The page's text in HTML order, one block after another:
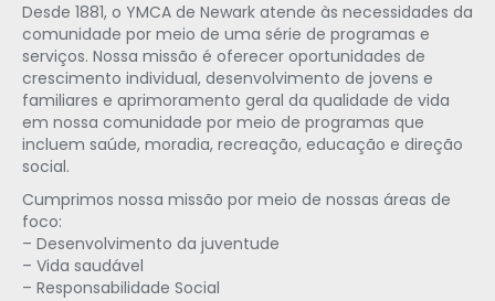
Desde 1881, o YMCA de Newark atende às necessidades da
comunidade por meio de uma série de programas e
serviços. Nossa missão é oferecer oportunidades de
crescimento individual, desenvolvimento de jovens e
familiares e aprimoramento geral da qualidade de vida
em nossa comunidade por meio de programas que
incluem saúde, moradia, recreação, educação e direção
social.
Cumprimos nossa missão por meio de nossas áreas de
foco:
– Desenvolvimento da juventude
– Vida saudável
– Responsabilidade Social